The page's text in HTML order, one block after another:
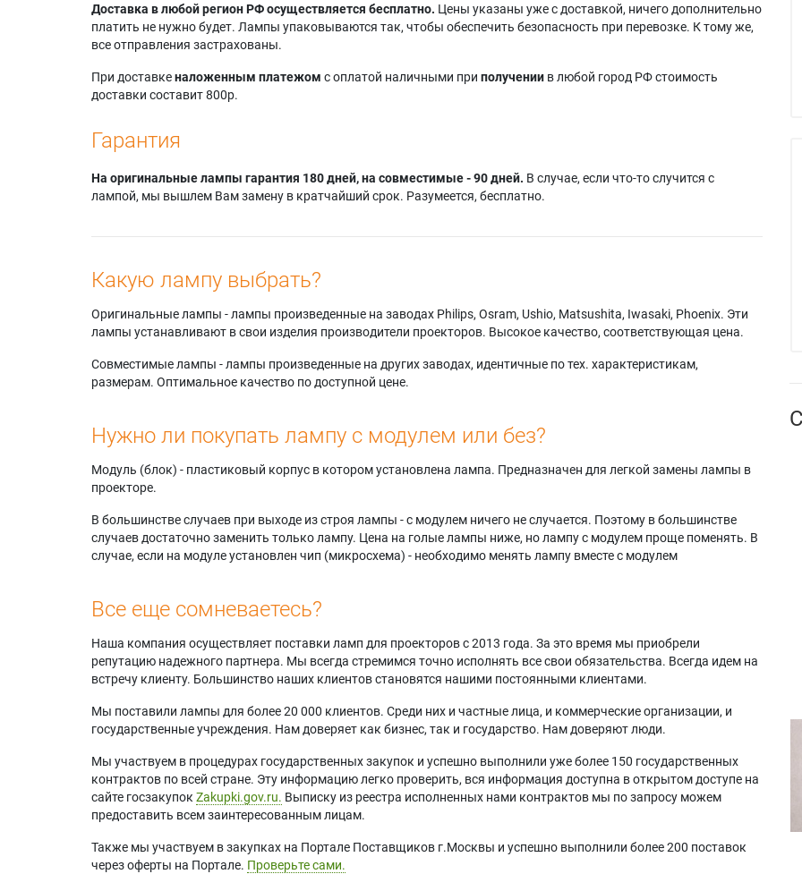
Доставка в любой регион РФ осуществляется бесплатно. Цены указаны уже с доставкой, ничего дополнительно
платить не нужно будет. Лампы упаковываются так, чтобы обеспечить безопасность при перевозке. К тому же,
все отправления застрахованы.
При доставкеналоженным платежом с оплатой наличными при получении в любой город РФ стоимость
доставки составит 800р.
Гарантия
На оригинальные лампы гарантия 180 дней, на совместимые - 90 дней. В случае, если что-то случится с
лампой, мы вышлем Вам замену в кратчайший срок. Разумеется, бесплатно.
Какую лампу выбрать?
Оригинальные лампы - лампы произведенные на заводах Philips, Osram, Ushio, Matsushita, Iwasaki, Phoenix. Эти
лампы устанавливают в свои изделия производители проекторов. Высокое качество, соответствующая цена.
Совместимые лампы - лампы произведенные на других заводах, идентичные по тех. характеристикам,
размерам. Оптимальное качество по доступной цене.
Нужно ли покупать лампу с модулем или без?
Модуль (блок) - пластиковый корпус в котором установлена лампа. Предназначен для легкой замены лампы в
проекторе.
В большинстве случаев при выходе из строя лампы - с модулем ничего не случается. Поэтому в большинстве
случаев достаточно заменить только лампу. Цена на голые лампы ниже, но лампу с модулем проще поменять. В
случае, если на модуле установлен чип (микросхема) - необходимо менять лампу вместе с модулем
Все еще сомневаетесь?
Наша компания осуществляет поставки ламп для проекторов с 2013 года. За это время мы приобрели
репутацию надежного партнера. Мы всегда стремимся точно исполнять все свои обязательства. Всегда идем на
встречу клиенту. Большинство наших клиентов становятся нашими постоянными клиентами.
Мы поставили лампы для более 20 000 клиентов. Среди них и частные лица, и коммерческие организации, и
государственные учреждения. Нам доверяет как бизнес, так и государство. Нам доверяют люди.
Мы участвуем в процедурах государственных закупок и успешно выполнили уже более 150 государственных
контрактов по всей стране. Эту информацию легко проверить, вся информация доступна в открытом доступе на
сайте госзакупок Zakupki.gov.ru. Выписку из реестра исполненных нами контрактов мы по запросу можем
предоставить всем заинтересованным лицам.
Также мы участвуем в закупках на Портале Поставщиков г.Москвы и успешно выполнили более 200 поставок
через оферты на Портале. Проверьте сами.